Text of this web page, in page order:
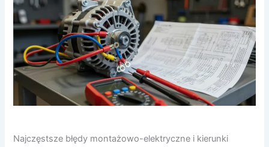
Najczęstsze błędy montażowo-elektryczne i kierunki